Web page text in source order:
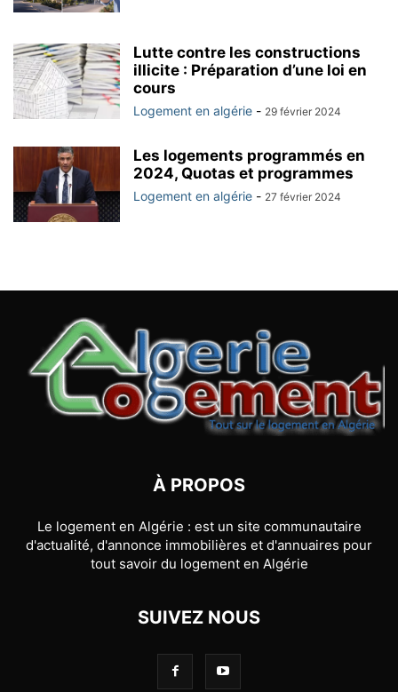
Lutte contre les constructions
illicite : Préparation d’une loi en
cours
Logement en algérie - 29 février 2024
Les logements programmés en
2024, Quotas et programmes
Logement en algérie - 27 février 2024
À PROPOS
Le logement en Algérie : est un site communautaire
d'actualité, d'annonce immobilières et d'annuaires pour
tout savoir du logement en Algérie
SUIVEZ NOUS